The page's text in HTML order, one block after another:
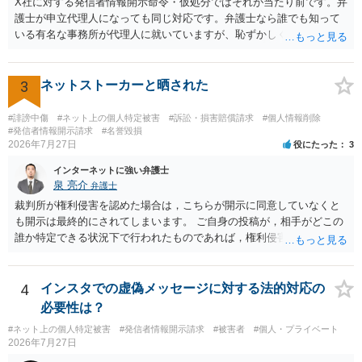
護士が申立代理人になっても同じ対応です。弁護士なら誰でも知って
いる有名な事務所が代理人に就いていますが、恥ずかしくないのだろ
3 ネットストーカーと晒された
#誹謗中傷 #ネット上の個人特定被害 #訴訟・損害賠償請求
#個人情報削除
#発信者情報開示請求
#名誉毀損
2026年7月27日 役にたった 3
インターネットに強い弁護士
泉 亮介 弁護士
裁判所が権利侵害を認めた場合は，こちらが開示に同意していなくと
も開示は最終的にされてしまいます。 ご自身の投稿が，相手がどこの
誰か特定できる状況下で行われたものであれば，権利侵害性が認めら
いても，アカウントを特定したうえで，ネットストーカーとして晒し
たのであれば，かかる行為に権利侵害性が認められる可能性はあるで
しょう。
4
インスタでの虚偽メッセージに対する法的対応の
必要性は？
#ネット上の個人特定被害 #発信者情報開示請求 #被害者 #個人・プライベート
2026年7月27日